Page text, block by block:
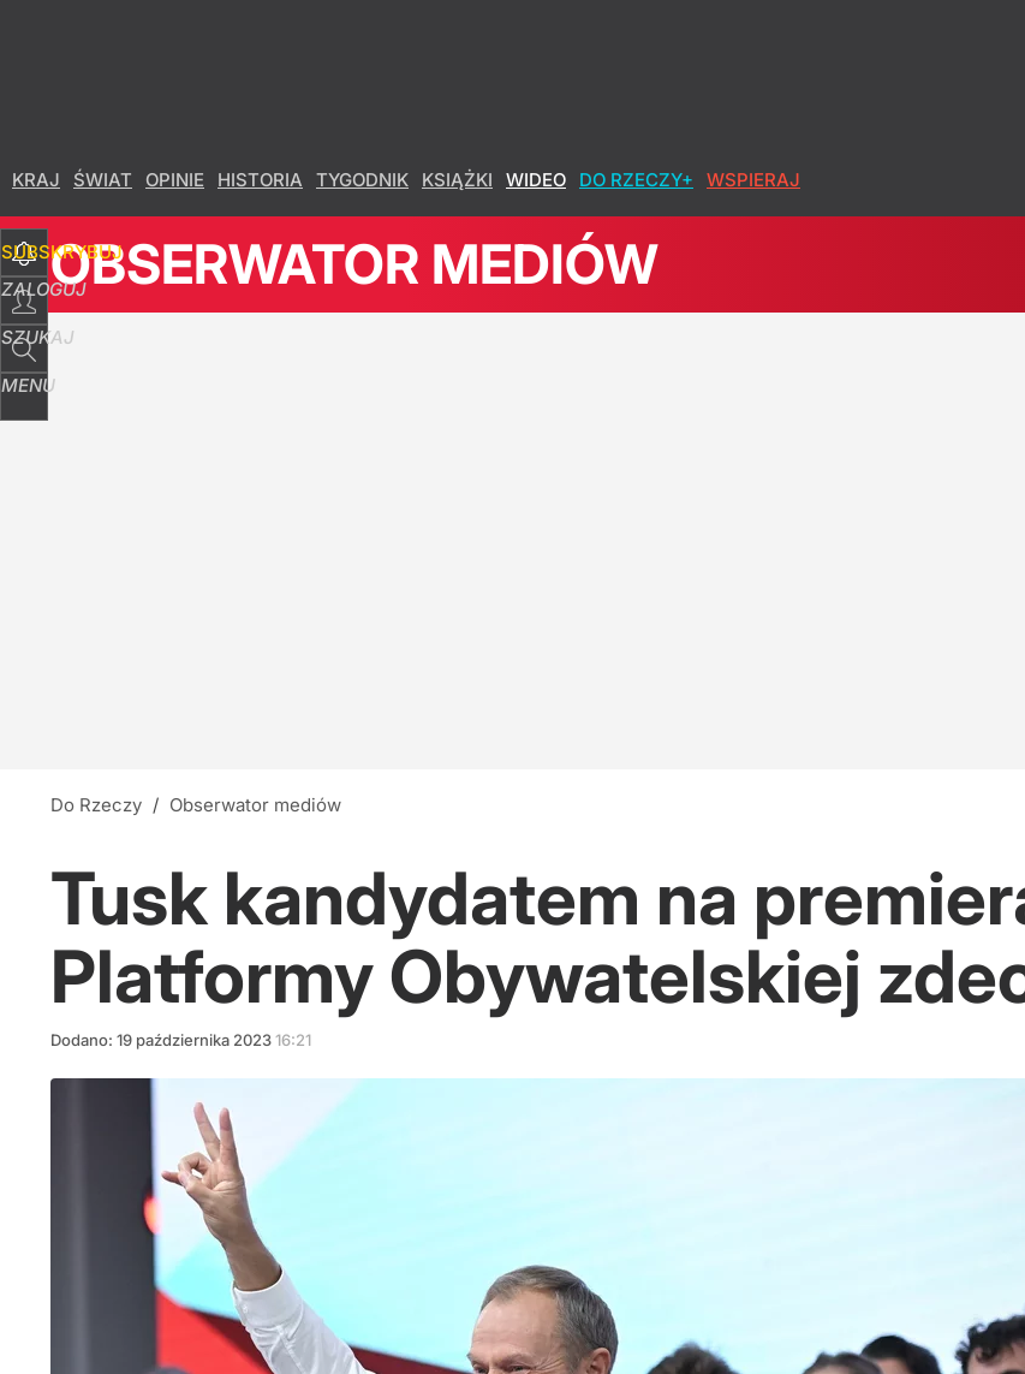
KRAJ ŚWIAT OPINIE HISTORIA TYGODNIK KSIĄŻKI WIDEO DO RZECZY+ WSPIERAJ
SUBSKRYBUJ
ZALOGUJ
SZUKAJ
MENU
OBSERWATOR MEDIÓW
Do Rzeczy / Obserwator mediów
Tusk kandydatem na
Platformy Obywatelskiej
Dodano: 19 października 202316:21